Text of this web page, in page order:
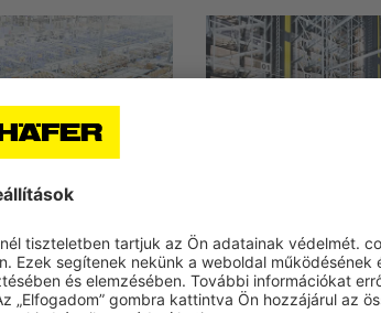
Mit jelent a
raktározás?